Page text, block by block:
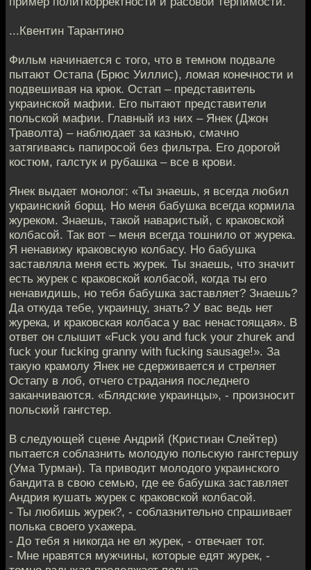
...Квентин Тарантино
Фильм начинается с того, что в темном подвале
пытают Остапа (Брюс Уиллис), ломая конечности и
подвешивая на крюк. Остап – представитель
украинской мафии. Его пытают представители
польской мафии. Главный из них – Янек (Джон
Траволта) – наблюдает за казнью, смачно
затягиваясь папиросой без фильтра. Его дорогой
костюм, галстук и рубашка – все в крови.
Янек выдает монолог: «Ты знаешь, я всегда любил
украинский борщ. Но меня бабушка всегда кормила
журеком. Знаешь, такой наваристый, с краковской
колбасой. Так вот – меня всегда тошнило от журека.
Я ненавижу краковскую колбасу. Но бабушка
заставляла меня есть журек. Ты знаешь, что значит
есть журек с краковской колбасой, когда ты его
ненавидишь, но тебя бабушка заставляет? Знаешь?
Да откуда тебе, украинцу, знать? У вас ведь нет
журека, и краковская колбаса у вас ненастоящая». В
ответ он слышит «Fuck you and fuck your zhurek and
fuck your fucking granny with fucking sausage!». За
такую крамолу Янек не сдерживается и стреляет
Остапу в лоб, отчего страдания последнего
заканчиваются. «Блядские украинцы», - произносит
польский гангстер.
В следующей сцене Андрий (Кристиан Слейтер)
пытается соблазнить молодую польскую гангстершу
(Ума Турман). Та приводит молодого украинского
бандита в свою семью, где ее бабушка заставляет
Андрия кушать журек с краковской колбасой.
- Ты любишь журек?, - соблазнительно спрашивает
полька своего ухажера.
- До тебя я никогда не ел журек, - отвечает тот.
- Мне нравятся мужчины, которые едят журек, -